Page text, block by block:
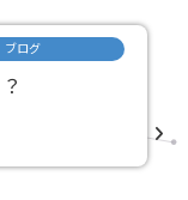
ブログ